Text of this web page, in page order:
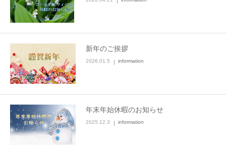
新年のご挨拶
2026.01.5 information
年末年始休暇のお知らせ
2025.12.3 information